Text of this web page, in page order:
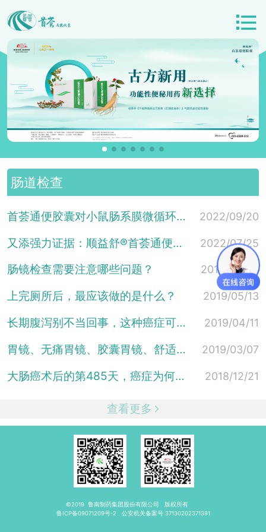
肠道检查
首荟通便胶囊对小鼠肠系膜微循环的影响及作用机制 2022/09/20
又添强力证据：顺益舒®首荟通便胶囊治疗慢性便秘的疗效或优于西... 2022/07/25
肠镜检查需要注意哪些问题？ 2019/05/24
上完厕所后，最应该做的是什么？ 2019/05/13
长期腹泻别不当回事，这种癌症可能已埋伏在你周围...这六类人... 2019/04/11
胃镜、无痛胃镜、胶囊胃镜、舒适胃镜有什么区别？看完就知道怎么... 2019/03/07
大肠癌术后的第485天，癌症为何会再次复发？ 2018/12/21
查看更多
©2019 鲁南制药集团股份有限公司
版权所有
鲁ICP备09071209号-2 公安机关备案号 37130202371391